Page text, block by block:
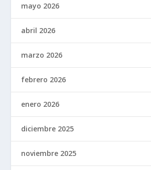
mayo 2026
abril 2026
marzo 2026
febrero 2026
enero 2026
diciembre 2025
noviembre 2025